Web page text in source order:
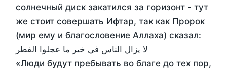
солнечный диск закатился за горизонт - тут
же стоит совершать Ифтар, так как Пророк
(мир ему и благословение Аллаха) сказал:
لا يزال الناس في خير ما عجلوا الفطر
«Люди будут пребывать во благе до тех пор,